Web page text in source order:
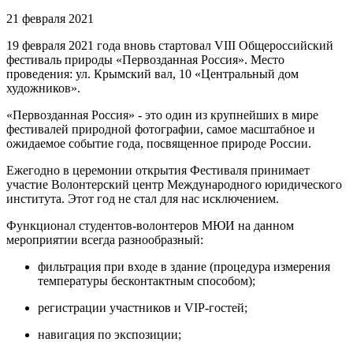
21 февраля 2021
19 февраля 2021 года вновь стартовал VIII Общероссийский
фестиваль природы «Первозданная Россия». Место
проведения: ул. Крымский вал, 10 «Центральный дом
художников».
«Первозданная Россия» - это один из крупнейших в мире
фестивалей природной фотографии, самое масштабное и
ожидаемое событие года, посвященное природе России.
Ежегодно в церемонии открытия Фестиваля принимает
участие Волонтерский центр Международного юридического
института. Этот год не стал для нас исключением.
Функционал студентов-волонтеров МЮИ на данном
мероприятии всегда разнообразный:
фильтрация при входе в здание (процедура измерения
температуры бесконтактным способом);
регистрации участников и VIP-гостей;
навигация по экспозиции;